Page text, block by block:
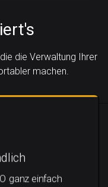
die Verwaltung Ihrer
machen.
ganz einfach